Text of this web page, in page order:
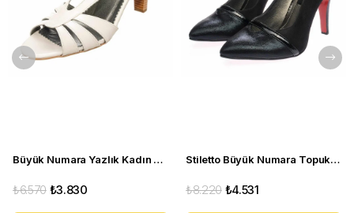
Büyük Numara Yazlık Kadın Stiletto DRL3042 Beyaz
₺3.830
₺6.570
Stiletto Büyük Numara Topuklu Abiye Kadın Ayakkabı 190333 Siyah
₺4.531
₺8.220